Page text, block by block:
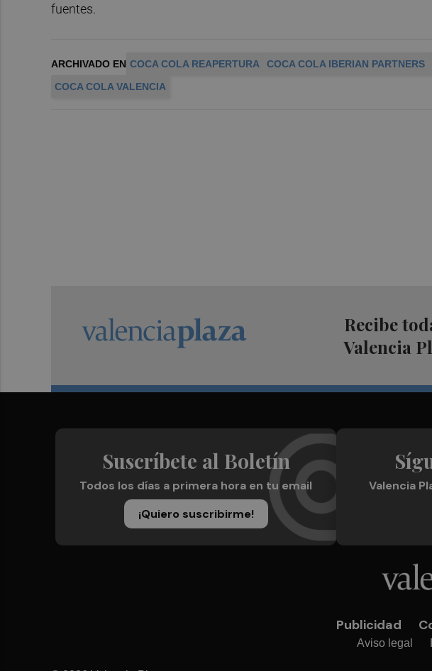
fuentes.
ARCHIVADO EN COCA COLA REAPERTURA COCA COLA IBERIAN PARTNERS
COCA COLA VALENCIA
Recibe
Valencia
Suscríbete al Boletín
Todos los días a primera hora en tu email
¡Quiero suscribirme!
Valencia
Publicidad
Aviso legal